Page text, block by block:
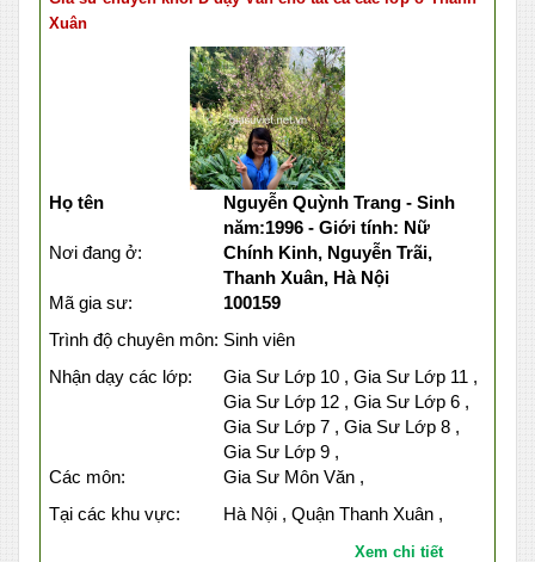
Xuân
Họ tên
Nguyễn Quỳnh Trang - Sinh
năm:1996 - Giới tính: Nữ
Nơi đang ở:
Chính Kinh, Nguyễn Trãi,
Thanh Xuân, Hà Nội
Mã gia sư:
100159
Trình độ chuyên môn: Sinh viên
Nhận dạy các lớp:
Gia Sư Lớp 10 , Gia Sư Lớp 11 ,
Gia Sư Lớp 12 , Gia Sư Lớp 6 ,
Gia Sư Lớp 7 , Gia Sư Lớp 8 ,
Gia Sư Lớp 9 ,
Các môn:
Gia Sư Môn Văn ,
Tại các khu vực:
Hà Nội , Quận Thanh Xuân ,
Xem chi tiết